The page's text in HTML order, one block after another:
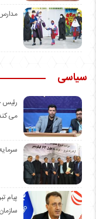
سیاسی
رئیس
می
️پیام